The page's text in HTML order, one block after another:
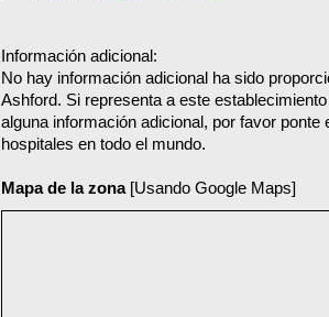
Información adicional:
No hay información adicional ha sido
Ashford. Si representa a este
alguna información adicional, por favor ponte
hospitales en todo el mundo.
Mapa de la zona[Usando Google Maps]